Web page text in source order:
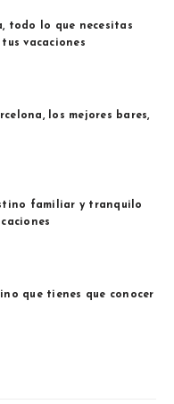
todo lo que necesitas
vacaciones
los mejores bares,
familiar y tranquilo
que tienes que conocer